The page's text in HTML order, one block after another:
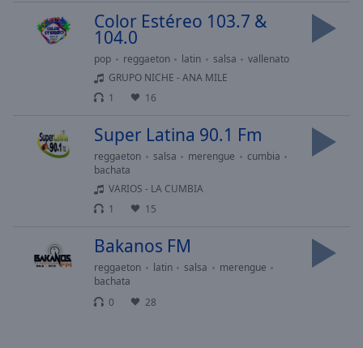
Color Estéreo 103.7 &
104.0
pop reggaeton latin salsa
vallenato
GRUPO NICHE - ANA MILE
1
16
Super Latina 90.1 Fm
reggaeton salsa merengue
cumbia
bachata
VARIOS - LA CUMBIA
1
15
Bakanos FM
reggaeton latin salsa
merengue
bachata
0
28